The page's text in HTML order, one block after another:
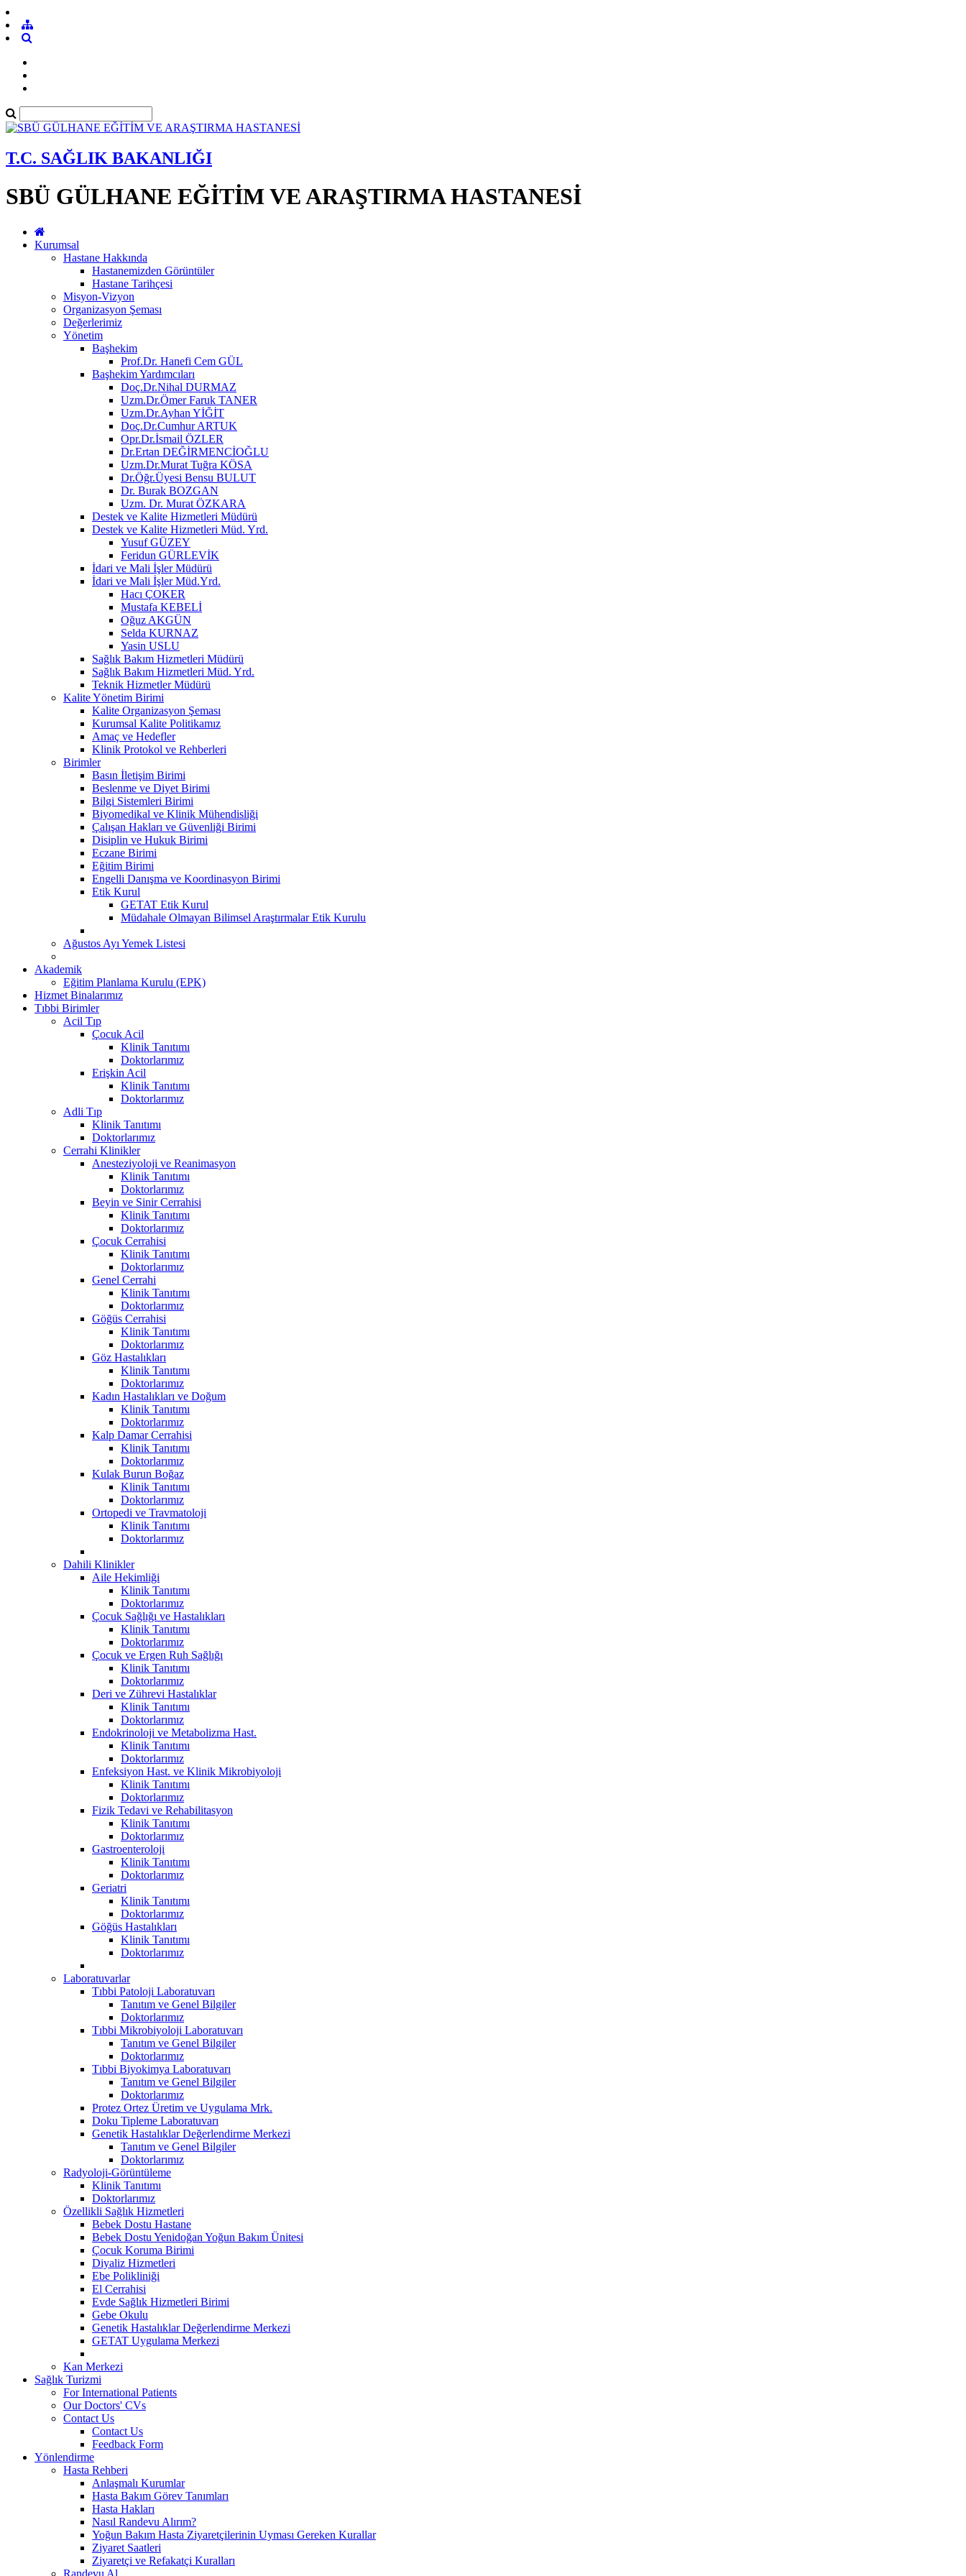
T.C. SAĞLIK BAKANLIĞI
SBÜ GÜLHANE EĞİTİM VE ARAŞTIRMA HASTANESİ
Kurumsal
Hastane Hakkında
Hastanemizden Görüntüler
Hastane Tarihçesi
Misyon-Vizyon
Organizasyon Şeması
Değerlerimiz
Yönetim
Başhekim
Prof.Dr. Hanefi Cem GÜL
Başhekim Yardımcıları
Doç.Dr.Nihal DURMAZ
Uzm.Dr.Ömer Faruk TANER
Uzm.Dr.Ayhan YİĞİT
Doç.Dr.Cumhur ARTUK
Opr.Dr.İsmail ÖZLER
Dr.Ertan DEĞİRMENCİOĞLU
Uzm.Dr.Murat Tuğra KÖSA
Dr.Öğr.Üyesi Bensu BULUT
Dr. Burak BOZGAN
Uzm. Dr. Murat ÖZKARA
Destek ve Kalite Hizmetleri Müdürü
Destek ve Kalite Hizmetleri Müd. Yrd.
Yusuf GÜZEY
Feridun GÜRLEVİK
İdari ve Mali İşler Müdürü
İdari ve Mali İşler Müd.Yrd.
Hacı ÇOKER
Mustafa KEBELİ
Oğuz AKGÜN
Selda KURNAZ
Yasin USLU
Sağlık Bakım Hizmetleri Müdürü
Sağlık Bakım Hizmetleri Müd. Yrd.
Teknik Hizmetler Müdürü
Kalite Yönetim Birimi
Kalite Organizasyon Şeması
Kurumsal Kalite Politikamız
Amaç ve Hedefler
Klinik Protokol ve Rehberleri
Birimler
Basın İletişim Birimi
Beslenme ve Diyet Birimi
Bilgi Sistemleri Birimi
Biyomedikal ve Klinik Mühendisliği
Çalışan Hakları ve Güvenliği Birimi
Disiplin ve Hukuk Birimi
Eczane Birimi
Eğitim Birimi
Engelli Danışma ve Koordinasyon Birimi
Etik Kurul
GETAT Etik Kurul
Müdahale Olmayan Bilimsel Araştırmalar Etik Kurulu
Ağustos Ayı Yemek Listesi
Akademik
Eğitim Planlama Kurulu (EPK)
Hizmet Binalarımız
Tıbbi Birimler
Acil Tıp
Çocuk Acil
Klinik Tanıtımı
Doktorlarımız
Erişkin Acil
Klinik Tanıtımı
Doktorlarımız
Adli Tıp
Klinik Tanıtımı
Doktorlarımız
Cerrahi Klinikler
Anesteziyoloji ve Reanimasyon
Klinik Tanıtımı
Doktorlarımız
Beyin ve Sinir Cerrahisi
Klinik Tanıtımı
Doktorlarımız
Çocuk Cerrahisi
Klinik Tanıtımı
Doktorlarımız
Genel Cerrahi
Klinik Tanıtımı
Doktorlarımız
Göğüs Cerrahisi
Klinik Tanıtımı
Doktorlarımız
Göz Hastalıkları
Klinik Tanıtımı
Doktorlarımız
Kadın Hastalıkları ve Doğum
Klinik Tanıtımı
Doktorlarımız
Kalp Damar Cerrahisi
Klinik Tanıtımı
Doktorlarımız
Kulak Burun Boğaz
Klinik Tanıtımı
Doktorlarımız
Ortopedi ve Travmatoloji
Klinik Tanıtımı
Doktorlarımız
Dahili Klinikler
Aile Hekimliği
Klinik Tanıtımı
Doktorlarımız
Çocuk Sağlığı ve Hastalıkları
Klinik Tanıtımı
Doktorlarımız
Çocuk ve Ergen Ruh Sağlığı
Klinik Tanıtımı
Doktorlarımız
Deri ve Zührevi Hastalıklar
Klinik Tanıtımı
Doktorlarımız
Endokrinoloji ve Metabolizma Hast.
Klinik Tanıtımı
Doktorlarımız
Enfeksiyon Hast. ve Klinik Mikrobiyoloji
Klinik Tanıtımı
Doktorlarımız
Fizik Tedavi ve Rehabilitasyon
Klinik Tanıtımı
Doktorlarımız
Gastroenteroloji
Klinik Tanıtımı
Doktorlarımız
Geriatri
Klinik Tanıtımı
Doktorlarımız
Göğüs Hastalıkları
Klinik Tanıtımı
Doktorlarımız
Laboratuvarlar
Tıbbi Patoloji Laboratuvarı
Tanıtım ve Genel Bilgiler
Doktorlarımız
Tıbbi Mikrobiyoloji Laboratuvarı
Tanıtım ve Genel Bilgiler
Doktorlarımız
Tıbbi Biyokimya Laboratuvarı
Tanıtım ve Genel Bilgiler
Doktorlarımız
Protez Ortez Üretim ve Uygulama Mrk.
Doku Tipleme Laboratuvarı
Genetik Hastalıklar Değerlendirme Merkezi
Tanıtım ve Genel Bilgiler
Doktorlarımız
Radyoloji-Görüntüleme
Klinik Tanıtımı
Doktorlarımız
Özellikli Sağlık Hizmetleri
Bebek Dostu Hastane
Bebek Dostu Yenidoğan Yoğun Bakım Ünitesi
Çocuk Koruma Birimi
Diyaliz Hizmetleri
Ebe Polikliniği
El Cerrahisi
Evde Sağlık Hizmetleri Birimi
Gebe Okulu
Genetik Hastalıklar Değerlendirme Merkezi
GETAT Uygulama Merkezi
Kan Merkezi
Sağlık Turizmi
For International Patients
Our Doctors' CVs
Contact Us
Contact Us
Feedback Form
Yönlendirme
Hasta Rehberi
Anlaşmalı Kurumlar
Hasta Bakım Görev Tanımları
Hasta Hakları
Nasıl Randevu Alırım?
Yoğun Bakım Hasta Ziyaretçilerinin Uyması Gereken Kurallar
Ziyaret Saatleri
Ziyaretçi ve Refakatçi Kuralları
Randevu Al